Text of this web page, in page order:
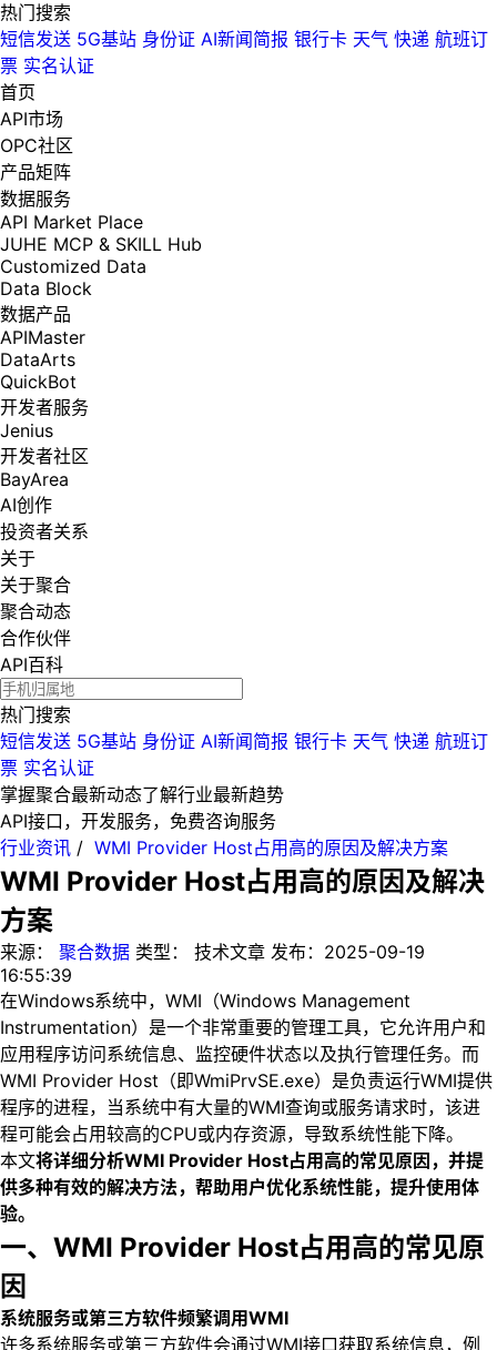
热门搜索
短信发送 5G基站 身份证 AI新闻简报 银行卡 天气 快递 航班订
票 实名认证
首页
API市场
OPC社区
产品矩阵
数据服务
API Market Place
JUHE MCP & SKILL Hub
Customized Data
Data Block
数据产品
APIMaster
DataArts
QuickBot
开发者服务
Jenius
开发者社区
BayArea
AI创作
投资者关系
关于
关于聚合
聚合动态
合作伙伴
API百科
热门搜索
短信发送 5G基站 身份证 AI新闻简报 银行卡 天气 快递 航班订
票 实名认证
掌握聚合最新动态了解行业最新趋势
API接口，开发服务，免费咨询服务
行业资讯 / WMI Provider Host占用高的原因及解决方案
WMI Provider Host占用高的原因及解决
方案
来源： 聚合数据 类型： 技术文章 发布： 2025-09-19
16:55:39
在Windows系统中，WMI（Windows Management
Instrumentation）是一个非常重要的管理工具，它允许用户和
应用程序访问系统信息、监控硬件状态以及执行管理任务。而
WMI Provider Host（即WmiPrvSE.exe）是负责运行WMI提供
程序的进程，当系统中有大量的WMI查询或服务请求时，该进
程可能会占用较高的CPU或内存资源，导致系统性能下降。
本文将详细分析WMI Provider Host占用高的常见原因，并提
供多种有效的解决方法，帮助用户优化系统性能，提升使用体
验。
一、WMI Provider Host占用高的常见原
因
系统服务或第三方软件频繁调用WMI
许多系统服务或第三方软件会通过WMI接口获取系统信息，例